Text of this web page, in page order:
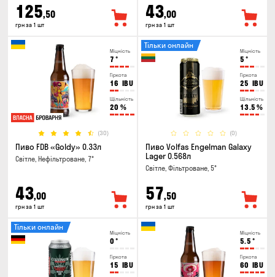
125,50
грн за 1 шт
43,00
грн за 1 шт
Міцність
7 °
Гіркота
16 IBU
Щільність
20 %
(30)
Пиво FDB «Goldy» 0.33л
Світле, Нефільтроване, 7°
43,00
грн за 1 шт
Міцність
5 °
Гіркота
25 IBU
Щільність
13.5 %
(0)
Тільки онлайн
Пиво Volfas Engelman Galaxy
Lager 0.568л
Світле, Фільтроване, 5°
57,50
грн за 1 шт
Міцність
0 °
Гіркота
15 IBU
Тільки онлайн
Міцність
5.5 °
Гіркота
60 IBU